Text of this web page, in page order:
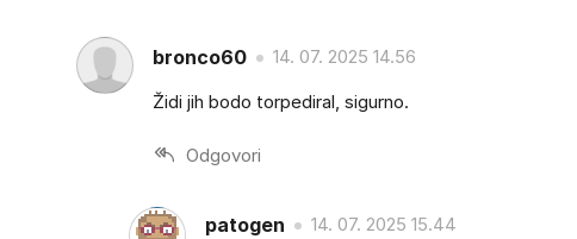
bronco60
14. 07. 2025 14.56
Židi jih bodo torpediral, sigurno.
Odgovori
patogen 14. 07. 2025 15.44